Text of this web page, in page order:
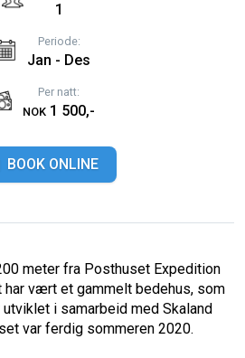
1
Periode:
Jan - Des
Per natt:
NOK 1 500,-
BOOK ONLINE
meter fra Posthuset Expedition
har vært et gammelt bedehus, som
utviklet i samarbeid med Skaland
var ferdig sommeren 2020.